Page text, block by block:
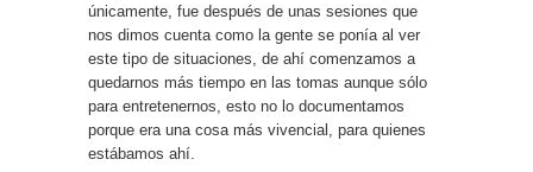
únicamente, fue después de unas sesiones que
nos dimos cuenta como la gente se ponía al ver
este tipo de situaciones, de ahí comenzamos a
quedarnos más tiempo en las tomas aunque sólo
para entretenernos, esto no lo documentamos
porque era una cosa más vivencial, para quienes
estábamos ahí.